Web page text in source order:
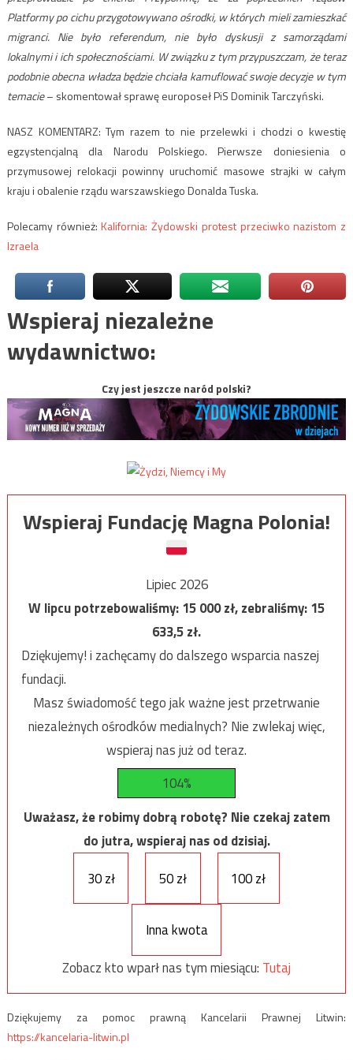
Platformy po cichu przygotowywano ośrodki, w których mieli zamieszkać
migranci. Nie było referendum, nie było dyskusji z samorządami
lokalnymi i ich społecznościami. W związku z tym przypuszczam, że teraz
podobnie obecna władza będzie chciała kamuflować swoje decyzje w tym
temacie– skomentował sprawę europoseł PiS Dominik Tarczyński.
NASZ KOMENTARZ: Tym razem to nie przelewki i chodzi o kwestię
egzystencjalną dla Narodu Polskiego. Pierwsze doniesienia o
przymusowej relokacji powinny uruchomić masowe strajki w całym
kraju i obalenie rządu warszawskiego Donalda Tuska.
Polecamy również:Kalifornia: Żydowski protest przeciwko nazistom z
Izraela
Wspieraj niezależne
wydawnictwo:
Czy jest jeszcze naród polski?
Wspieraj Fundację Magna Polonia!
Lipiec 2026
W lipcu potrzebowaliśmy:15 000zł, zebraliśmy:15
633,5zł.
Dziękujemy! i zachęcamy do dalszego wsparcia naszej
fundacji.
Masz świadomość tego jak ważne jest przetrwanie
niezależnych ośrodków medialnych? Nie zwlekaj więc,
wspieraj nas już od teraz.
104%
Uważasz, że robimy dobrą robotę? Nie czekaj zatem
do jutra, wspieraj nas od dzisiaj.
30 zł
50 zł 100 zł
Inna kwota
Zobacz kto wparł nas tym miesiącu: Tutaj
Dziękujemy za pomoc prawną Kancelarii Prawnej Litwin:
https://kancelaria-litwin.pl